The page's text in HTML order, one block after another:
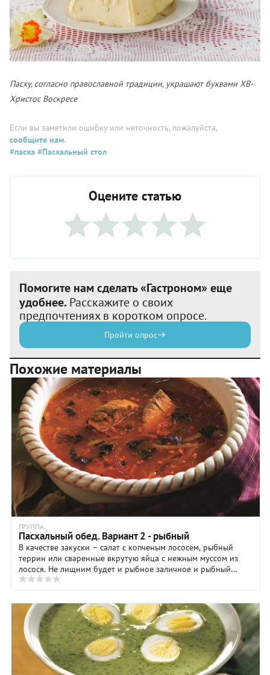
Пасху, согласно православной традиции, украшают буквами ХВ-
Христос Воскресе
Если вы заметили ошибку или неточность, пожалуйста,
сообщите нам.
#пасха #Пасхальный стол
Оцените статью
Помогите нам сделать «Гастроном» еще
удобнее. Расскажите о своих
предпочтениях в коротком опросе.
Пройти опрос
Похожие материалы
ГРУППА
Пасхальный обед. Вариант 2 - рыбный
В качестве закуски – салат с копченым лососем, рыбный
террин или сваренные вкрутую яйца с нежным муссом из
лосося. Не лищним будет и рыбное заличное и рыбный
пирог - эти блюда украсят любой ...